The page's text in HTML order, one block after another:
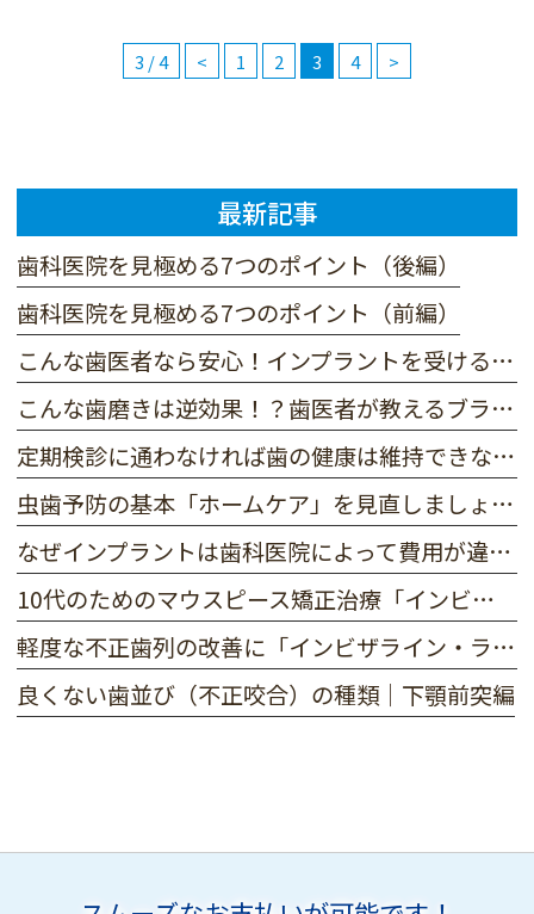
3 / 4 < 1 2 3 4 >
最新記事
歯科医院を見極める7つのポイント（後編）
歯科医院を見極める7つのポイント（前編）
こんな歯医者なら安心！インプラントを受ける歯科医院の選び方（前編）
こんな歯磨きは逆効果！？歯医者が教えるブラッシングの注意点
定期検診に通わなければ歯の健康は維持できない！？
虫歯予防の基本「ホームケア」を見直しましょう！
なぜインプラントは歯科医院によって費用が違う？
10代のためのマウスピース矯正治療「インビザライン・ティーン」
軽度な不正歯列の改善に「インビザライン・ライト」「インビザライン・i7」
良くない歯並び（不正咬合）の種類｜下顎前突編